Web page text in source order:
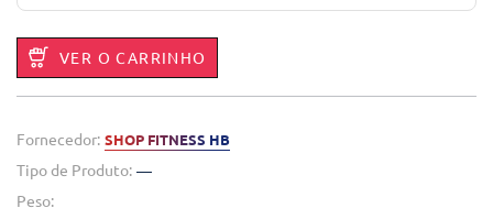
VER O CARRINHO
Fornecedor: SHOP FITNESS HB
Tipo de Produto: —
Peso: